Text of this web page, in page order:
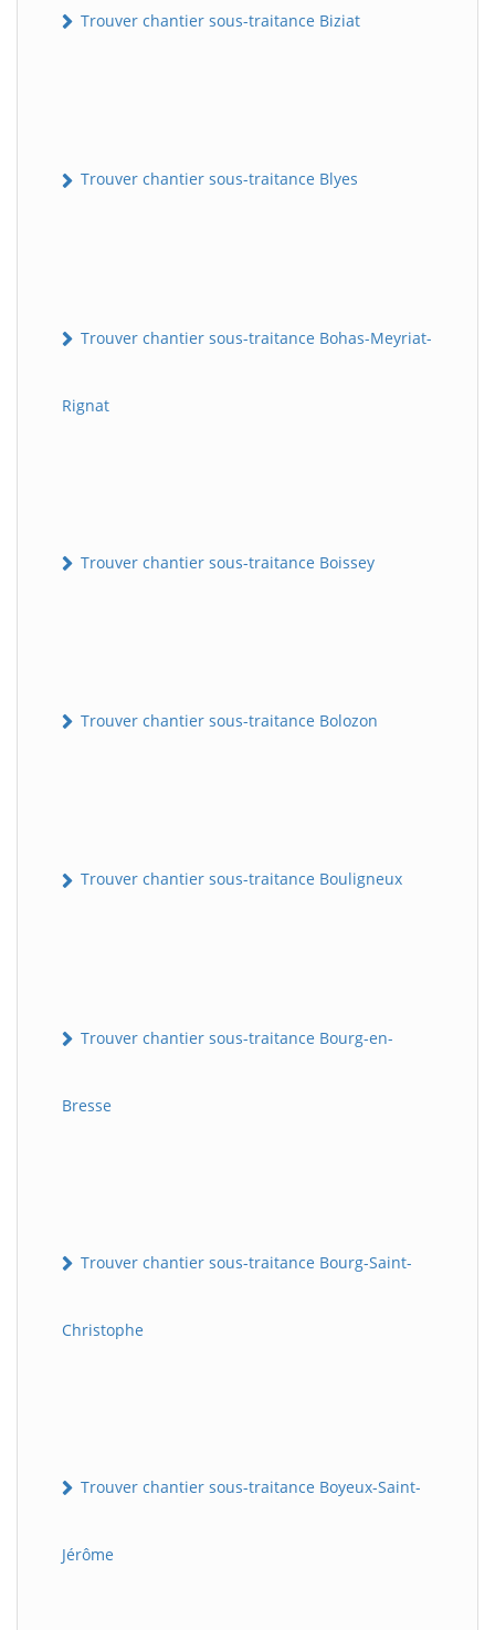
Trouver chantier sous-traitance Biziat
Trouver chantier sous-traitance Blyes
Trouver chantier sous-traitance Bohas-Meyriat-
Rignat
Trouver chantier sous-traitance Boissey
Trouver chantier sous-traitance Bolozon
Trouver chantier sous-traitance Bouligneux
Trouver chantier sous-traitance Bourg-en-
Bresse
Trouver chantier sous-traitance Bourg-Saint-
Christophe
Trouver chantier sous-traitance Boyeux-Saint-
Jérôme